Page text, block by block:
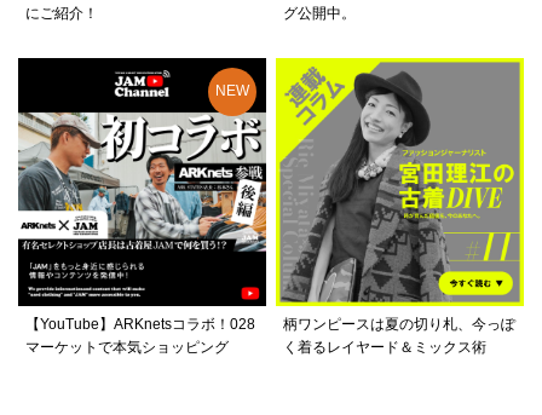
にご紹介！
グ公開中。
【YouTube】ARKnetsコラボ！028
マーケットで本気ショッピング
柄ワンピースは夏の切り札、今っぽ
く着るレイヤード＆ミックス術